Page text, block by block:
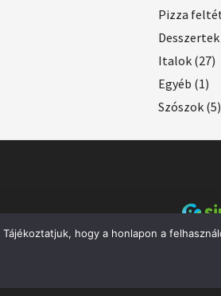
Pizza
Desszertek
Italok (27)
Egyéb (1)
Szószok (5)
Tájékoztatjuk, hogy a honlapon a